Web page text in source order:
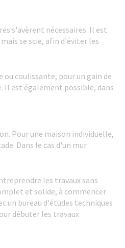
s'avèrent nécessaires. Il est
se scie, afin d'éviter les
coulissante, pour un gain de
Il est également possible, dans
Pour une maison individuelle,
Dans le cas d'un mur
les travaux sans
et solide, à commencer
un bureau d'études techniques
débuter les travaux
vos Options